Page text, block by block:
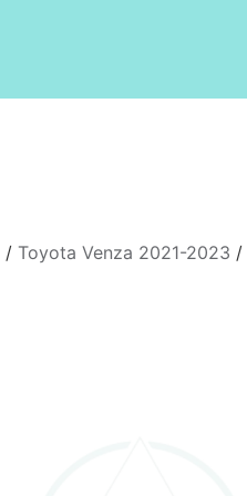
/ Toyota Venza 2021-2023 /